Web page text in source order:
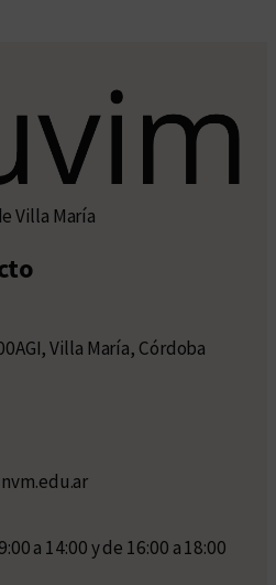
Villa María
Villa María, Córdoba
a 14:00 y de 16:00 a 18:00